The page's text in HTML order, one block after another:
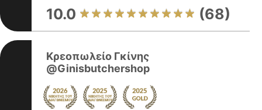
10.0 (68)
Κρεοπωλείο Γκίνης
@Ginisbutchershop